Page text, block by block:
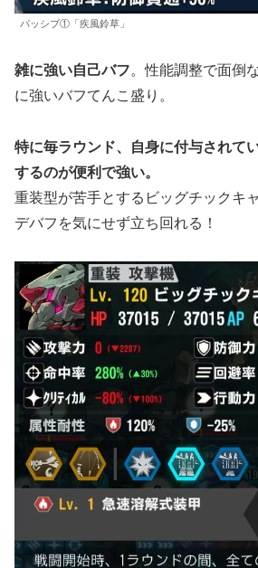
パッシブ①「疾風鈴草」
雑に強い自己バフ。性能調整で面倒
に強いバフてんこ盛り。
特に毎ラウンド、自身に付与されて
するのが便利で強い。
重装型が苦手とするビッグチックキ
デバフを気にせず立ち回れる！